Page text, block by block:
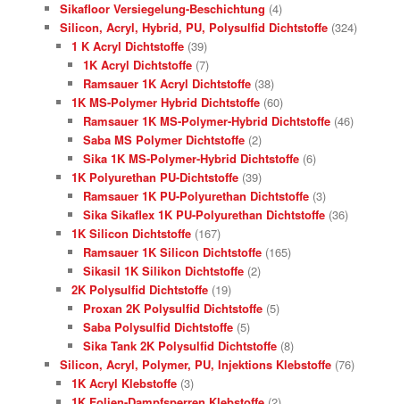
Sikafloor Versiegelung-Beschichtung (4)
Silicon, Acryl, Hybrid, PU, Polysulfid Dichtstoffe (324)
1 K Acryl Dichtstoffe (39)
1K Acryl Dichtstoffe (7)
Ramsauer 1K Acryl Dichtstoffe (38)
1K MS-Polymer Hybrid Dichtstoffe (60)
Ramsauer 1K MS-Polymer-Hybrid Dichtstoffe (46)
Saba MS Polymer Dichtstoffe (2)
Sika 1K MS-Polymer-Hybrid Dichtstoffe (6)
1K Polyurethan PU-Dichtstoffe (39)
Ramsauer 1K PU-Polyurethan Dichtstoffe (3)
Sika Sikaflex 1K PU-Polyurethan Dichtstoffe (36)
1K Silicon Dichtstoffe (167)
Ramsauer 1K Silicon Dichtstoffe (165)
Sikasil 1K Silikon Dichtstoffe (2)
2K Polysulfid Dichtstoffe (19)
Proxan 2K Polysulfid Dichtstoffe (5)
Saba Polysulfid Dichtstoffe (5)
Sika Tank 2K Polysulfid Dichtstoffe (8)
Silicon, Acryl, Polymer, PU, Injektions Klebstoffe (76)
1K Acryl Klebstoffe (3)